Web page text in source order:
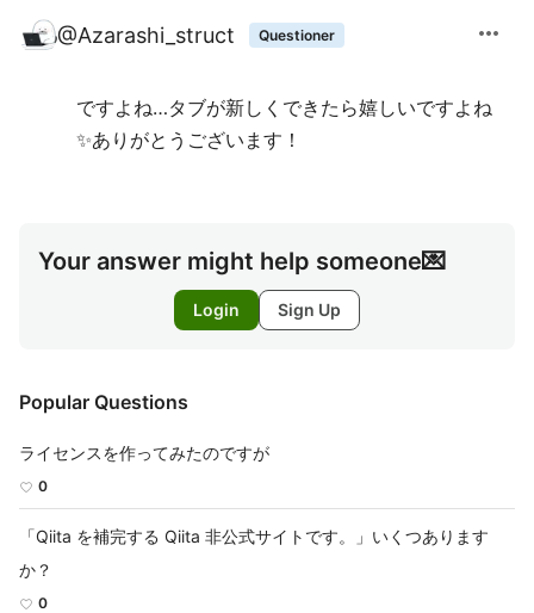
@Azarashi_struct Questioner more_horiz
ですよね…タブが新しくできたら嬉しいですよね
✨ありがとうございます！
Your answer might help someone💌
Login Sign Up
Popular Questions
ライセンスを作ってみたのですが
0
「Qiita を補完する Qiita 非公式サイトです。」いくつあります
か？
0